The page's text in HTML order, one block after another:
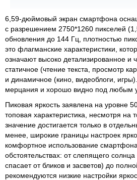
6,59-дюймовый экран смартфона
с разрешением 2750*1260 пикселей
обновления до 144 Гц, плотностью
это флагманские характеристики,
означают высоко детализированное и
статичное (чтение текста, просмотр
и динамичное (кино, видеоблоги,
мерцания и хорошо видно под любым
Пиковая яркость заявлена на уровне
топовая характеристика, несмотря на
значение достигается только в
менее, широкие границы настроек
комфортное использование
обстоятельствах: от слепящего
спасает от бликов и засветов) до
рекомендуются низкие настройки